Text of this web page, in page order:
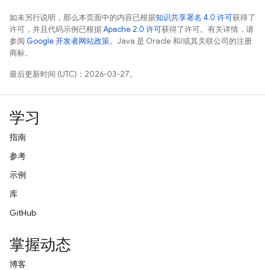
如未另行说明，那么本页面中的内容已根据知识共享署名 4.0 许可获得了
许可，并且代码示例已根据Apache 2.0 许可获得了许可。有关详情，请
参阅 Google 开发者网站政策。Java 是 Oracle 和/或其关联公司的注册
商标。
最后更新时间 (UTC)：2026-03-27。
学习
指南
参考
示例
库
GitHub
掌握动态
博客